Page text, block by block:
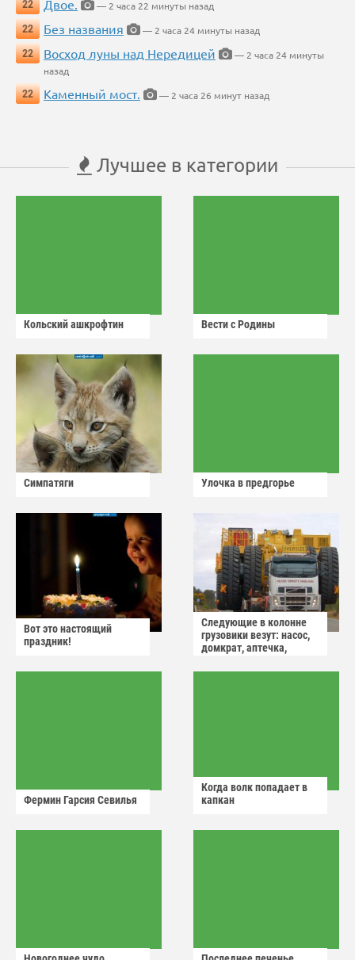
22
Двое.
— 2 часа 22 минуты назад
22
Без названия
— 2 часа 24 минуты назад
22
Восход луны над Нередицей
— 2 часа 24 минуты
назад
22
Каменный мост. — 2 часа 26 минут назад
Лучшее в категории
Кольский ашкрофтин Вести с Родины
Симпатяги Улочка в предгорье
Вот это настоящий
праздник!
Следующие в колонне
грузовики везут: насос,
домкрат, аптечка,
Фермин Гарсия Севилья
Когда волк попадает в
капкан